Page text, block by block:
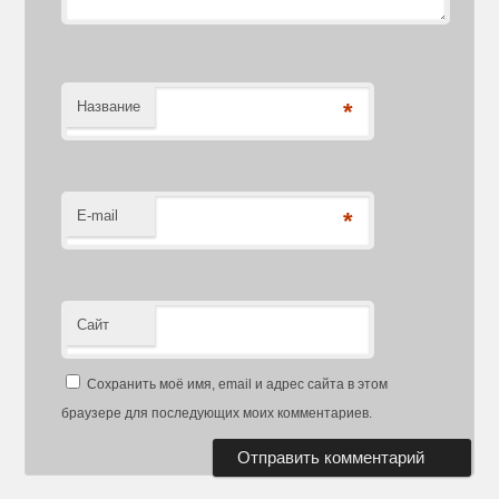
Название *
E-mail *
Сайт
Сохранить моё имя, email и адрес сайта в этом
браузере для последующих моих комментариев.